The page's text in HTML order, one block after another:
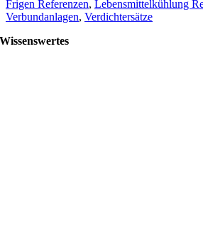
Frigen Referenzen, Lebensmittelkühlung
Verbundanlagen, Verdichtersätze
Wissenswertes